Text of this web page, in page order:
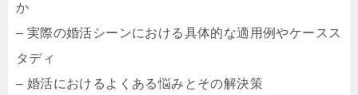
か
– 実際の婚活シーンにおける具体的な適用例やケースス
タディ
– 婚活におけるよくある悩みとその解決策